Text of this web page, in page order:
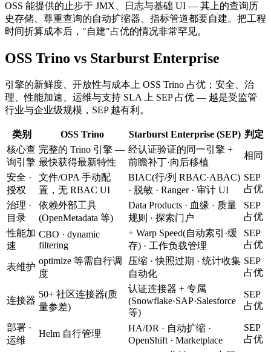
OSS 能提供的止步于 JMX、日志与基础 UI — 其上的查询历
史存储、尊重查询的自动扩缩器、指标管道都要自建。把工程
时间折算成本后，"自建"占优的情况非常罕见。
OSS Trino vs Starburst Enterprise
引擎的新鲜度、开放性与成本上 OSS Trino 占优；安全、治
理、性能加速、运维与支持 SLA 上 SEP 占优 — 越是受监管
行业与企业级规模，SEP 越有利。
类别 OSS Trino Starburst Enterprise (SEP) 判定
核心查
询引擎
完整的 Trino 引擎 —
最快获得最新特性
经认证验证的同一引擎 +
前瞻补丁·向后移植
相同
安全 ·
授权
文件/OPA 手动配
置，无 RBAC UI
BIAC(行/列 RBAC·ABAC)
· 脱敏 · Ranger · 审计 UI
SEP
占优
治理 ·
目录
依赖外部工具
(OpenMetadata 等)
Data Products · 血缘 · 质量
规则 · 探索门户
SEP
占优
性能加
速
CBO · dynamic
filtering
+ Warp Speed(自动索引·缓
存) · 工作负载管理
SEP
占优
表维护
optimize 等需自行调
度
压缩 · 快照过期 · 统计收集
自动化
SEP
占优
连接器
50+ 社区连接器(质
量参差)
认证连接器 + 专属
(Snowflake·SAP·Salesforce
等)
SEP
占优
部署 ·
运维
Helm 自行管理
HA/DR · 自动扩缩 ·
OpenShift · Marketplace
SEP
占优